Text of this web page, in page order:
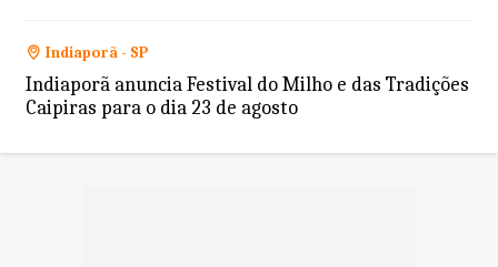
Indiaporã - SP
Indiaporã anuncia Festival do Milho e das Tradições
Caipiras para o dia 23 de agosto